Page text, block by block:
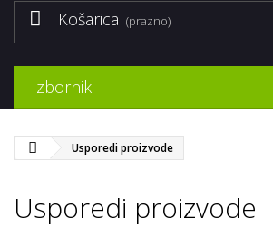
Košarica (prazno)
Izbornik
Usporedi proizvode
Usporedi proizvode